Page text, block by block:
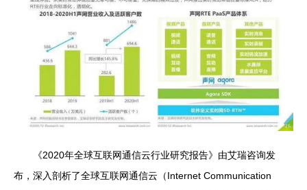
《2020年全球互联网通信云行业研究报告》由艾瑞咨询发
布，深入剖析了全球互联网通信云（Internet Communication